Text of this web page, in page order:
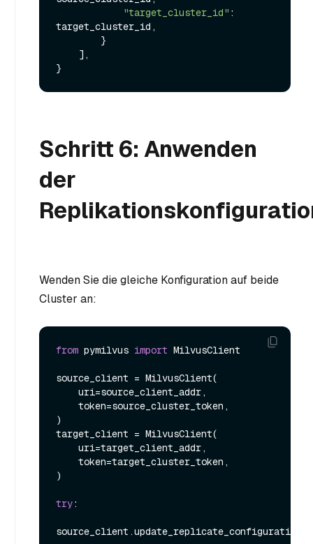
"target_cluster_id" :
target_cluster_id,
Schritt 6: Anwenden
der
Wenden Sie die gleiche Konfiguration auf beide
Cluster an:
from pymilvus import MilvusClient
source_client = MilvusClient(
)
target_client = MilvusClient(
)
try: